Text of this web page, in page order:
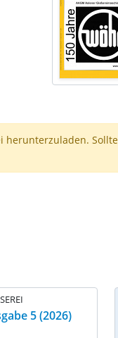
herunterzuladen.
5 (2026)